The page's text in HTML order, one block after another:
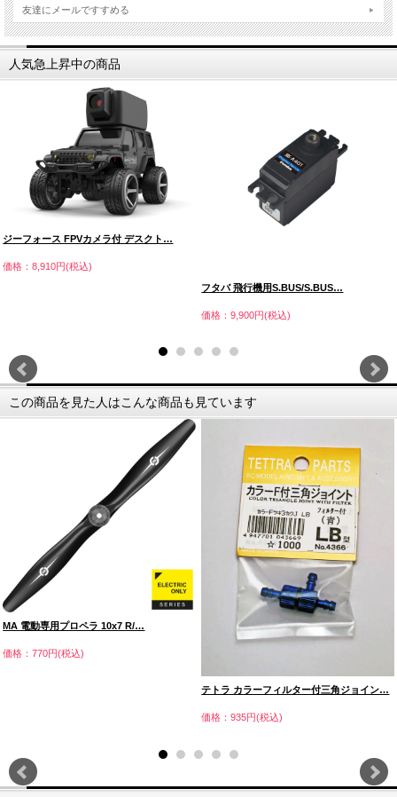
友達にメールですすめる
人気急上昇中の商品
ジーフォース FPVカメラ付 デスクト…
価格：8,910円(税込)
フタバ 飛行機用S.BUS/S.BUS…
価格：9,900円(税込)
この商品を見た人はこんな商品も見ています
MA 電動専用プロペラ 10x7 R/…
価格：770円(税込)
テトラ カラーフィルター付三角ジョイン…
価格：935円(税込)